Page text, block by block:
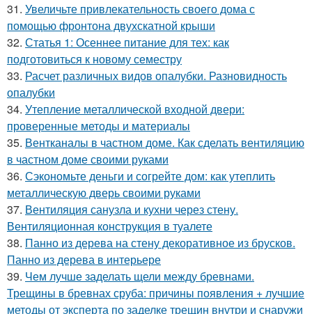
31. Увеличьте привлекательность своего дома с
помощью фронтона двухскатной крыши
32. Статья 1: Осеннее питание для тех: как
подготовиться к новому семестру
33. Расчет различных видов опалубки. Разновидность
опалубки
34. Утепление металлической входной двери:
проверенные методы и материалы
35. Вентканалы в частном доме. Как сделать вентиляцию
в частном доме своими руками
36. Сэкономьте деньги и согрейте дом: как утеплить
металлическую дверь своими руками
37. Вентиляция санузла и кухни через стену.
Вентиляционная конструкция в туалете
38. Панно из дерева на стену декоративное из брусков.
Панно из дерева в интерьере
39. Чем лучше заделать щели между бревнами.
Трещины в бревнах сруба: причины появления + лучшие
методы от эксперта по заделке трещин внутри и снаружи